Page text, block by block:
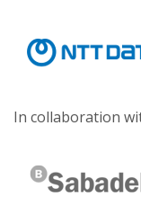
In collaboration